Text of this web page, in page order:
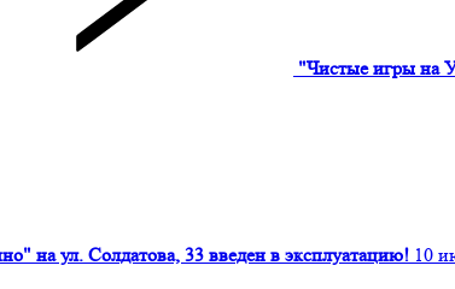
"Чистые игры на
на ул. Солдатова, 33 введен в эксплуатацию! 10